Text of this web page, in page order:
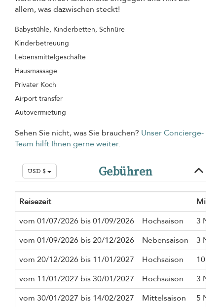
allem, was dazwischen steckt!
Babystühle, Kinderbetten, Schnüre
Kinderbetreuung
Lebensmittelgeschäfte
Hausmassage
Privater Koch
Airport transfer
Autovermietung
Sehen Sie nicht, was Sie brauchen? Unser Concierge-
Team hilft Ihnen gerne weiter.
USD $ Gebühren
Reisezeit
vom 01/07/2026 bis 01/09/2026
Hochsaison
3
vom 01/09/2026 bis 20/12/2026
Nebensaison
3
vom 20/12/2026 bis 11/01/2027
Hochsaison
10
vom 11/01/2027 bis 30/01/2027
Hochsaison
3
vom 30/01/2027 bis 14/02/2027
Mittelsaison
5